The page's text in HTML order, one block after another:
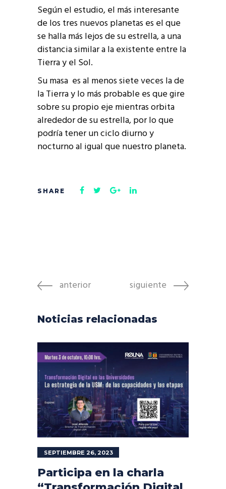
Según el estudio, el más interesante
de los tres nuevos planetas es el que
se halla más lejos de su estrella, a una
distancia similar a la existente entre la
Tierra y el Sol.
Su masa es al menos siete veces la de
la Tierra y lo más probable es que gire
sobre su propio eje mientras orbita
alrededor de su estrella, por lo que
podría tener un ciclo diurno y
nocturno al igual que nuestro planeta.
anterior siguiente
Noticias relacionadas
SEPTIEMBRE 26, 2023
Participa en la charla